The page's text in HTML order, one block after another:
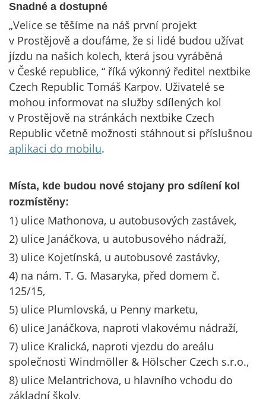
Snadné a dostupné
„Velice se těšíme na náš první projekt
v Prostějově a doufáme, že si lidé budou užívat
jízdu na našich kolech, která jsou vyráběná
v České republice, “ říká výkonný ředitel nextbike
Czech Republic Tomáš Karpov. Uživatelé se
mohou informovat na služby sdílených kol
v Prostějově na stránkách nextbike Czech
Republic včetně možnosti stáhnout si příslušnou
aplikaci do mobilu.
Místa, kde budou nové stojany pro sdílení kol
rozmístěny:
1) ulice Mathonova, u autobusových zastávek,
2) ulice Janáčkova, u autobusového nádraží,
3) ulice Kojetínská, u autobusové zastávky,
4) na nám. T. G. Masaryka, před domem č.
125/15,
5) ulice Plumlovská, u Penny marketu,
6) ulice Janáčkova, naproti vlakovému nádraží,
7) ulice Kralická, naproti vjezdu do areálu
společnosti Windmöller & Hölscher Czech s.r.o.,
8) ulice Melantrichova, u hlavního vchodu do
základní školy,